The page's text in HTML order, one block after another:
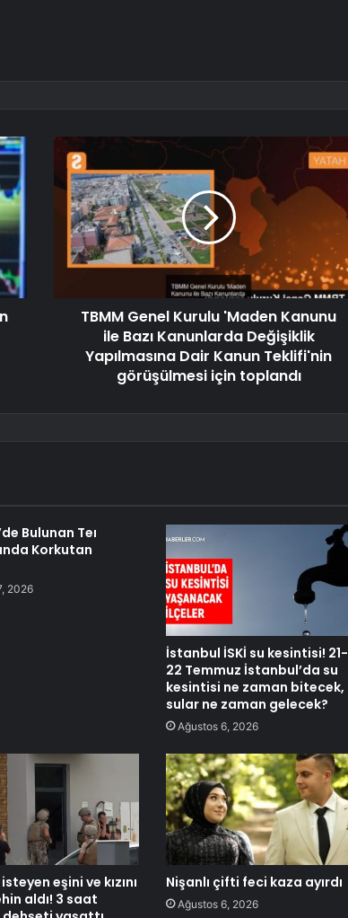
TBMM Genel Kurulu 'Maden Kanunu
ile Bazı Kanunlarda Değişiklik
Yapılmasına Dair Kanun Teklifi'nin
görüşülmesi için toplandı
Bulunan Teı
Korkutan
2026
İstanbul İSKİ su kesintisi! 21-
22 Temmuz İstanbul’da su
kesintisi ne zaman bitecek,
sular ne zaman gelecek?
Ağustos 6, 2026
eşini ve kızını
aldı! 3 saat
Nişanlı çifti feci kaza ayırdı
Ağustos 6, 2026